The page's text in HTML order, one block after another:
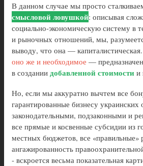
В данном случае мы просто
смысловой ловушкой: описывая
социально-экономическую систему в
и рыночных отношений, мы,
выводу, что она — капиталистическая.
оно же и необходимое —
в создании добавленной стоимости и
Но, если мы аккуратно вычтем все
гарантированные бизнесу украинских
законодательными, подзаконными и
все прямые и косвенные субсидии из
местных бюджетов, все «правильные»
ангажированность
- вскроется весьма показательная